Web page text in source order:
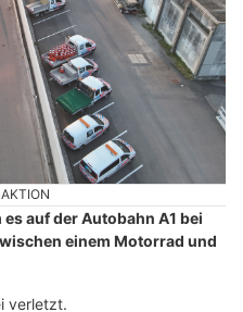
auf der Autobahn A1 bei
einem Motorrad und
verletzt.